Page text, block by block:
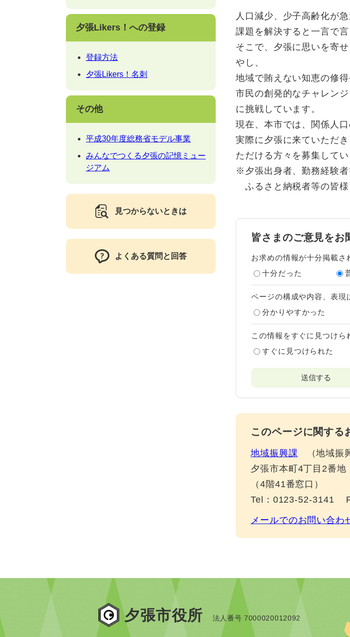
人口減少、少子高齢化が
課題を解決すると一言で
そこで、夕張に思いを寄
やし、
地域で賄えない知恵の修
市民の創発的なチャレン
に挑戦しています。
現在、本市では、関係人
実際に夕張に来ていただ
ただける方々を募集してい
※夕張出身者、勤務経験者
ふるさと納税者等の皆様
皆さまのご意見をお
お求めの情報が十分掲載さ
十分だった
ページの構成や内容、表現
分かりやすかった
この情報をすぐに見つけら
すぐに見つけられた
このページに関する
地域振興課
地域振
夕張市本町4丁目2番地
（4階41番窓口）
Tel：0123-52-3141
メールでのお問い合わ
夕張Likers！への登録
登録方法
夕張Likers！名刺
その他
平成30年度総務省モデル事業
みんなでつくる夕張の記憶ミュー
ジアム
見つからないときは
よくある質問と回答
夕張市役所 法人番号 7000020012092